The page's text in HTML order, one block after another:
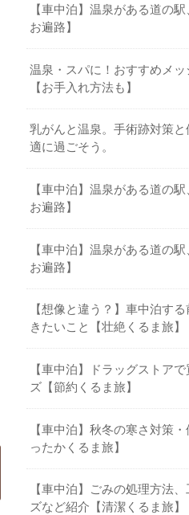
【車中泊】温泉がある道の
お遍路】
温泉・スパに！おすすめメ
【お手入れ方法も】
乳がんと温泉。手術跡対策
適に過ごそう。
【車中泊】温泉がある道の
お遍路】
【車中泊】温泉がある道の
お遍路】
【想像と違う？】車中泊す
きたいこと【壮絶くるま旅】
【車中泊】ドラッグストア
ズ【節約くるま旅】
【車中泊】秋冬の寒さ対策
ったかくるま旅】
【車中泊】ごみの処理方法
ズなど紹介【清潔くるま旅】